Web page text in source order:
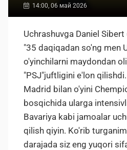
14:00, 06 май 2026
Uchrashuvga Daniel
"35 daqiqadan so'ng men
o'yinchilarni maydondan
"PSJ"juftligini e'lon
Madrid bilan o'yini
bosqichida ularga
Bavariya kabi jamoalar
qilish qiyin. Ko'rib
darajada siz eng yuqori